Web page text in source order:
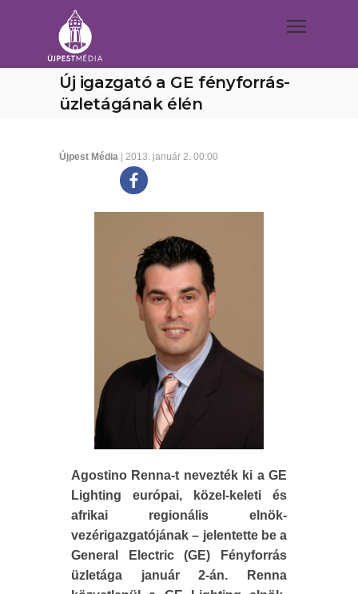
Új igazgató a GE fényforrás-
üzletágának élén
Újpest Média | 2013. január 2. 00:00
Agostino Renna-t nevezték ki a GE
Lighting európai, közel-keleti és
afrikai regionális elnök-
vezérigazgatójának – jelentette be a
General Electric (GE) Fényforrás
üzletága január 2-án. Renna